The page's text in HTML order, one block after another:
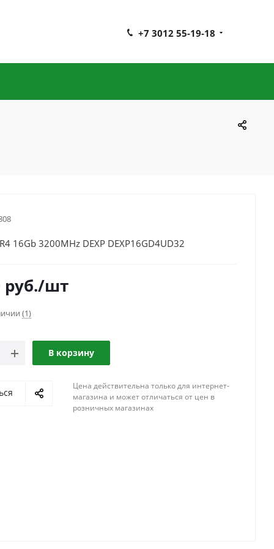
+7 3012 55-19-18
16Gb 3200MHz DEXP DEXP16GD4UD32
руб./шт
(1)
В корзину
Цена действительна только для интернет-
магазина и может отличаться от цен в
розничных магазинах